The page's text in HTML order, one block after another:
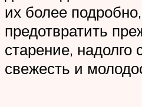
их более
предотвратить
старение, надолго
свежесть и